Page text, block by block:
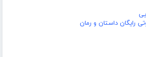
رایگان داستان و رمان